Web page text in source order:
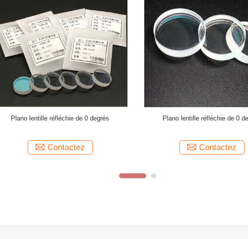
La machine de laser de holmium de doubles
Contactez
1064nmHR laser Windows
Contactez